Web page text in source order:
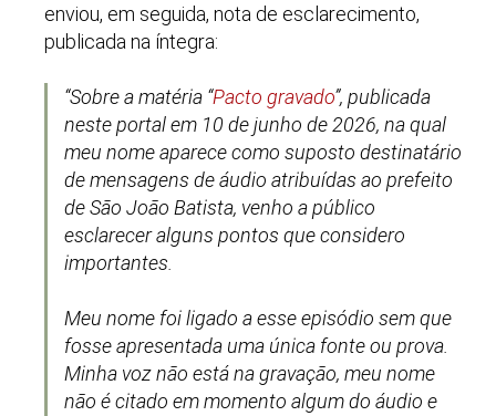
enviou, em seguida, nota de esclarecimento,
publicada na íntegra:
“Sobre a matéria “Pacto gravado”, publicada
neste portal em 10 de junho de 2026, na qual
meu nome aparece como suposto destinatário
de mensagens de áudio atribuídas ao prefeito
de São João Batista, venho a público
esclarecer alguns pontos que considero
importantes.
Meu nome foi ligado a esse episódio sem que
fosse apresentada uma única fonte ou prova.
Minha voz não está na gravação, meu nome
não é citado em momento algum do áudio e